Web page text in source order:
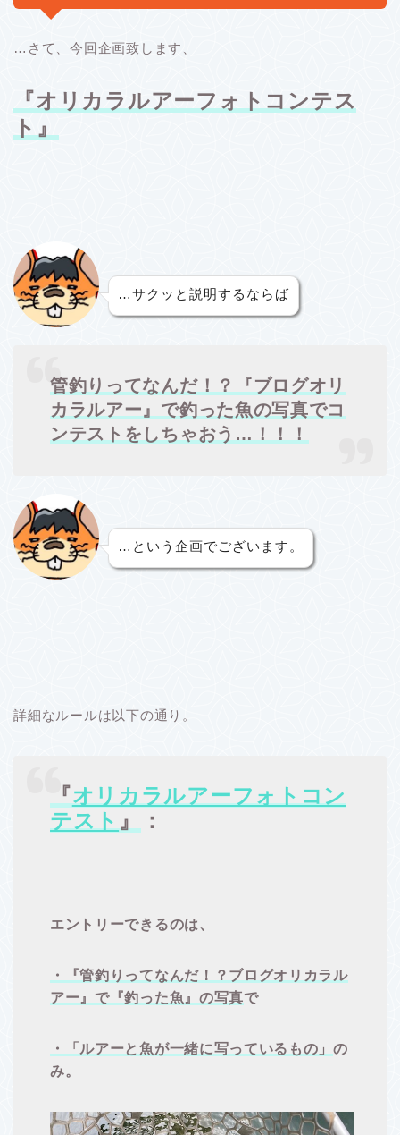
…さて、今回企画致します、
『オリカラルアーフォトコンテス
ト』
…サクッと説明するならば
管釣りってなんだ！？『ブログオリ
カラルアー』で釣った魚の写真でコ
ンテストをしちゃおう…！！！
…という企画でございます。
詳細なルールは以下の通り。
『オリカラルアーフォトコン
テスト 』 ：
エントリーできるのは、
・『管釣りってなんだ！？ブログオリカラル
アー』で『釣った魚』の写真で
・「 ルアーと魚が一緒に写っているもの」の
み。